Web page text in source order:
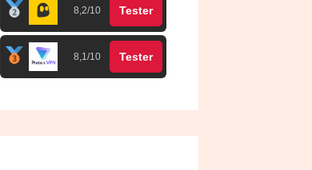
8,2/10 Tester
8,1/10 Tester